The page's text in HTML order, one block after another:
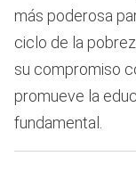
más poderosa
ciclo de la
su compromiso
promueve la
fundamental.